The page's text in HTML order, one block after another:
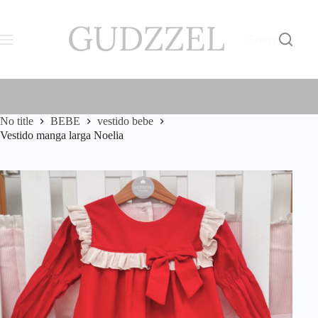
Search
No title BEBE
vestido bebe
Vestido manga larga Noelia